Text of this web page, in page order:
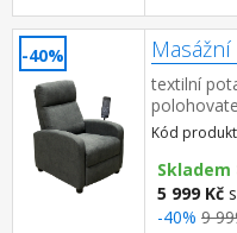
-40%
textilní
nastavení
Kód
Skladem
5 999 Kč
-40% 9